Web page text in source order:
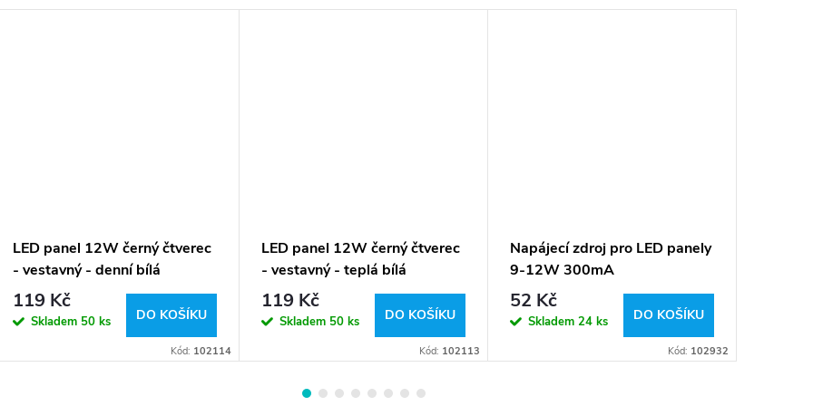
LED panel 12W černý čtverec
- vestavný - denní bílá
119 Kč
Skladem 50 ks DO KOŠÍKU
Kód: 102114
LED panel 12W černý čtverec
- vestavný - teplá bílá
119 Kč
Skladem 50 ks DO KOŠÍKU
Kód: 102113
Napájecí zdroj pro LED panely
9-12W 300mA
52 Kč
Skladem 24 ks DO KOŠÍKU
Kód: 102932